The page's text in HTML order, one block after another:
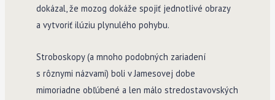
dokázal, že mozog dokáže spojiť jednotlivé obrazy
a vytvoriť ilúziu plynulého pohybu.
Stroboskopy (a mnoho podobných zariadení
s rôznymi názvami) boli v Jamesovej dobe
mimoriadne obľúbené a len málo stredostavovských